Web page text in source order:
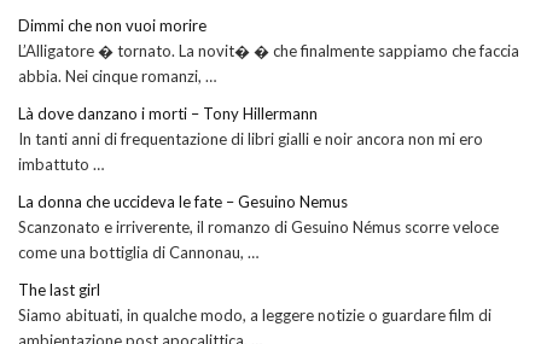
Dimmi che non vuoi morire
L’Alligatore � tornato. La novit� � che finalmente sappiamo che faccia
abbia. Nei cinque romanzi, …
Là dove danzano i morti – Tony Hillermann
In tanti anni di frequentazione di libri gialli e noir ancora non mi ero
imbattuto …
La donna che uccideva le fate – Gesuino Nemus
Scanzonato e irriverente, il romanzo di Gesuino Némus scorre veloce
come una bottiglia di Cannonau, …
The last girl
Siamo abituati, in qualche modo, a leggere notizie o guardare film di